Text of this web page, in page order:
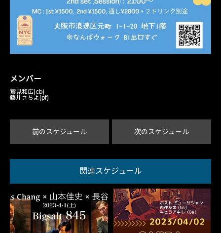
メンバー
鷲見和広(cb)
藤井さちよ(pf)
前のスケジュール 次のスケジュール
関連スケジュール